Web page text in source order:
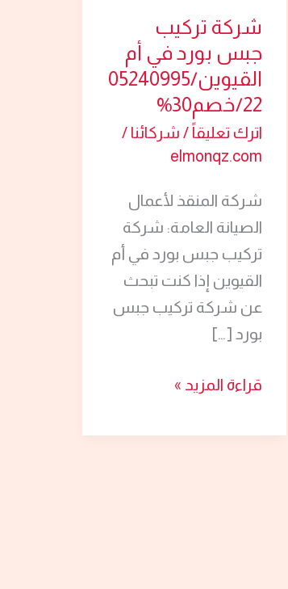
شركة تركيب
جبس بورد في أم
القيوين/05240995
22/خصم30%
اترك تعليقاً / شركائنا /
elmonqz.com
شركة المنقذ لأعمال
الصيانة العامة: شركة
تركيب جبس بورد في أم
القيوين إذا كنت تبحث
عن شركة تركيب جبس
بورد […]
خصم30%
قراءة المزيد »